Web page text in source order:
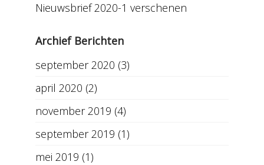
Nieuwsbrief 2020-1 verschenen
Archief Berichten
september 2020 (3)
april 2020 (2)
november 2019 (4)
september 2019 (1)
mei 2019 (1)